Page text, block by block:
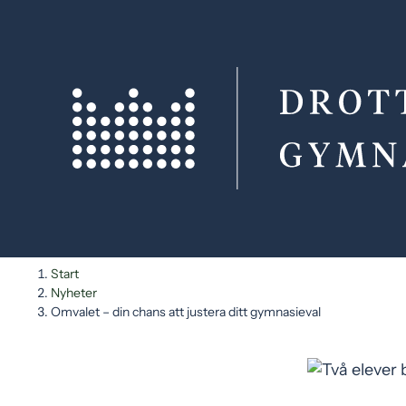
Start
Nyheter
Omvalet – din chans att justera ditt gymnasieval